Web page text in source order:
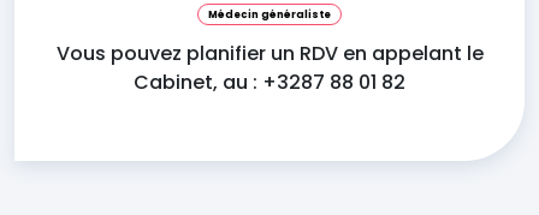
Médecin généraliste
Vous pouvez planifier un RDV en appelant le
Cabinet, au : +3287 88 01 82